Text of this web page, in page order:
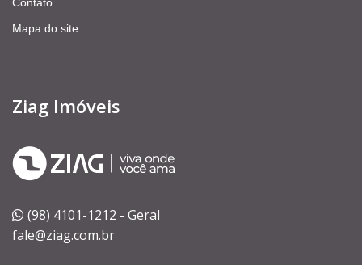
Contato
Mapa do site
Ziag Imóveis
(98) 4101-1212 - Geral
fale@ziag.com.br